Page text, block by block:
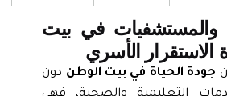
في بيت
الأسري
الحياة في بيت الوطندون